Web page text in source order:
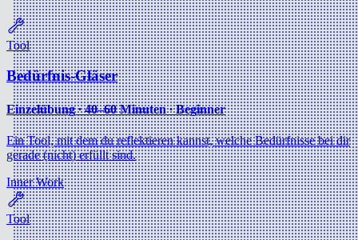
Tool
Bedürfnis-Gläser
Einzelübung ∙ 40–60 Minuten ∙ Beginner
Ein Tool, mit dem du reflektieren kannst, welche Bedürfnisse bei dir
gerade (nicht) erfüllt sind.
Inner Work
Tool